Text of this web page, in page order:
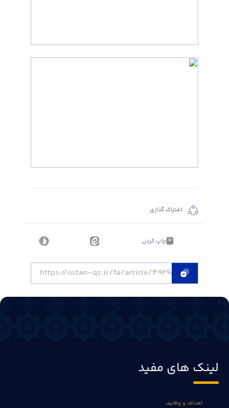
اشتراک گذاری
چاپ کردن
لینک های مفید
اهداف و وظایف